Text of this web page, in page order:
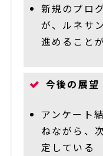
新規のプロ
が、ルネサ
進めること
今後の展望
アンケート
ねながら、
定している